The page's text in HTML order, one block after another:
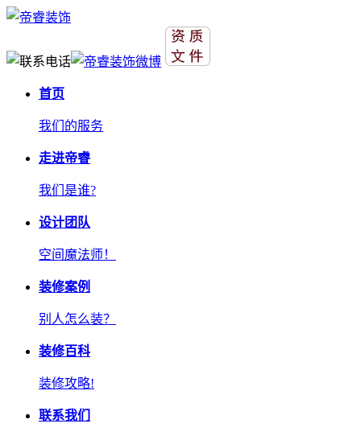
首页
我们的服务
走进帝睿
我们是谁?
设计团队
空间魔法师！
装修案例
别人怎么装？
装修百科
装修攻略!
联系我们